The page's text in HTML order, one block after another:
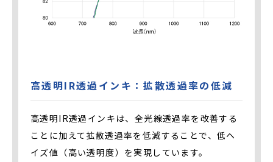
高透明IR透過インキ：拡散透過率の低減
高透明IR透過インキは、全光線透過率を改善する
ことに加えて拡散透過率を低減することで、低ヘ
イズ値（高い透明度）を実現しています。